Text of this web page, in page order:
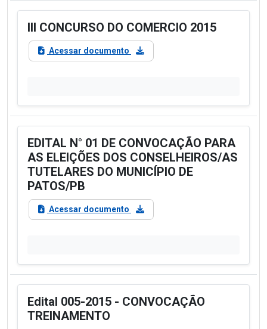
III CONCURSO DO COMERCIO 2015
Acessar documento
EDITAL N° 01 DE CONVOCAÇÃO PARA
AS ELEIÇÕES DOS CONSELHEIROS/AS
TUTELARES DO MUNICÍPIO DE
PATOS/PB
Acessar documento
Edital 005-2015 - CONVOCAÇÃO
TREINAMENTO